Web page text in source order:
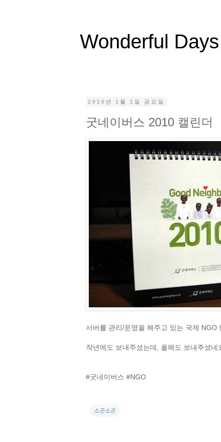
Wonderful Days
2010년 1월 1일 금요일
굿네이버스 2010 캘린더
서버를 관리/운영을 해주고 있는 국제 NGO
작년에도 보내주셨는데, 올해도 보내주셨네
#굿네이버스 #NGO
소곤소곤